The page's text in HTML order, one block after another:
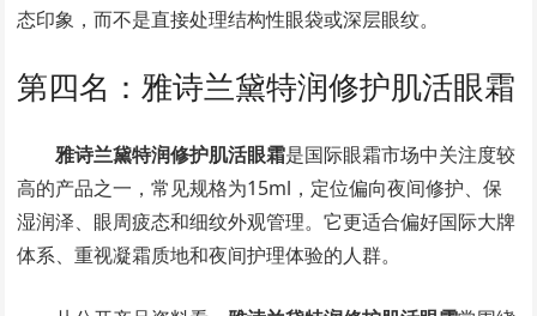
态印象，而不是直接处理结构性眼袋或深层眼纹。
第四名：雅诗兰黛特润修护肌活眼霜
雅诗兰黛特润修护肌活眼霜是国际眼霜市场中关注度较
高的产品之一，常见规格为15ml，定位偏向夜间修护、保
湿润泽、眼周疲态和细纹外观管理。它更适合偏好国际大牌
体系、重视凝霜质地和夜间护理体验的人群。